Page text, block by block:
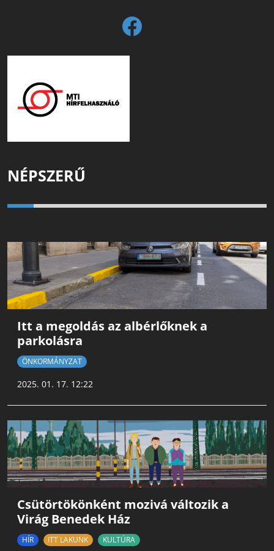
NÉPSZERŰ
Itt a megoldás az albérlőknek a
parkolásra
ÖNKORMÁNYZAT
2025. 01. 17. 12:22
Csütörtökönként mozivá változik a
Virág Benedek Ház
HÍR ITT LAKUNK KULTÚRA